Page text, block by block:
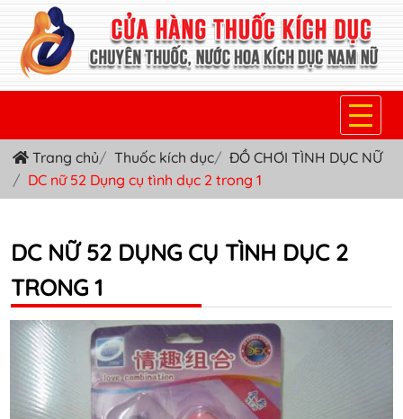
TRANG CHỦ
THUỐC KÍCH DỤC NỮ
THUỐC NƯỚC KÍCH DỤC NAM
THUỐC VIÊN KÍCH DỤC NAM
SẢN PHẨM KHÁC
TIN TỨC & BLOG
Trang chủ Thuốc kích dục
ĐỒ CHƠI TÌNH DỤC NỮ
DC nữ 52 Dụng cụ tình dục 2 trong 1
DC NỮ 52 DỤNG CỤ TÌNH DỤC 2
TRONG 1